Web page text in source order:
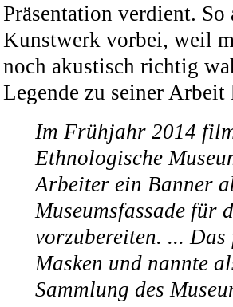
Präsentation verdient.
Kunstwerk vorbei, weil
noch akustisch richtig
Legende zu seiner Arbeit
Im Frühjahr 2014
Ethnologische
Arbeiter ein Banner
Museumsfassade für
vorzubereiten. ...
Masken und nannte
Sammlung des